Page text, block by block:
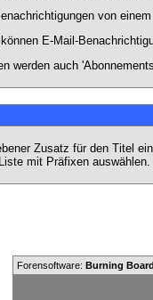
von
E-Mail-
werden auch
Zusatz für den Titel
mit Präfixen auswählen.
Forensoftware: Burning